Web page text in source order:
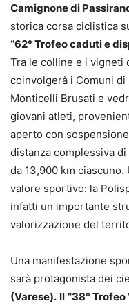
Camignone di
storica corsa ciclistica
“62° Trofeo caduti e
Tra le colline e i vigneti
coinvolgerà i Comuni di
Monticelli Brusati e
giovani atleti,
aperto con
distanza complessiva
da 13,900 km
valore sportivo: la
infatti un importante
valorizzazione del
Una manifestazione
sarà protagonista dei
(Varese). Il “38°